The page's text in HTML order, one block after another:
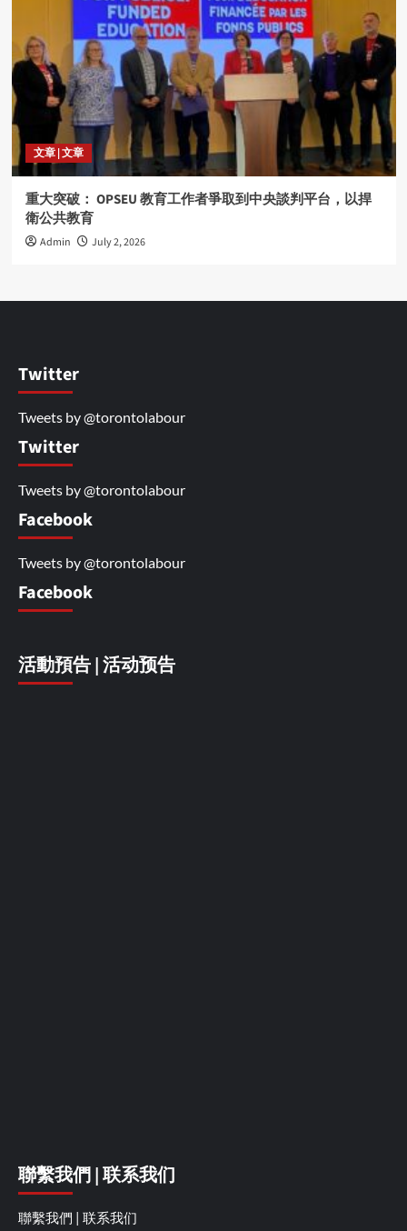
文章 | 文章
重大突破： OPSEU 教育工作者爭取到中央談判平台，以捍
衛公共教育
Admin July 2, 2026
Twitter
Tweets by @torontolabour
Twitter
Tweets by @torontolabour
Facebook
Tweets by @torontolabour
Facebook
活動預告 | 活动预告
聯繫我們 | 联系我们
聯繫我們 | 联系我们